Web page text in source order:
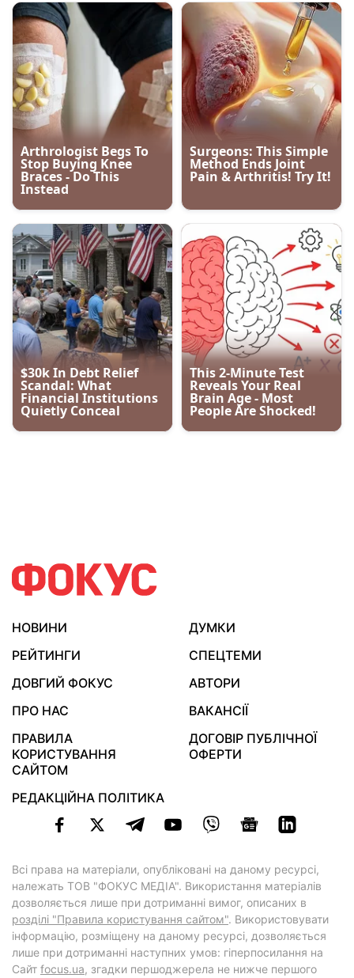
НОВИНИ
ДУМКИ
РЕЙТИНГИ
СПЕЦТЕМИ
ДОВГИЙ ФОКУС
АВТОРИ
ПРО НАС
ВАКАНСІЇ
ПРАВИЛА
КОРИСТУВАННЯ
САЙТОМ
ДОГОВІР ПУБЛІЧНОЇ
ОФЕРТИ
РЕДАКЦІЙНА ПОЛІТИКА
Всі права на матеріали, опубліковані на даному ресурсі,
належать ТОВ "ФОКУС МЕДІА". Використання матеріалів
дозволяється лише при дотриманні вимог, описаних в
розділі "Правила користування сайтом". Використовувати
інформацію, розміщену на даному ресурсі, дозволяється
лише при дотриманні наступних умов: гіперпосилання на
Cайт focus.ua, згадки першоджерела не нижче першого